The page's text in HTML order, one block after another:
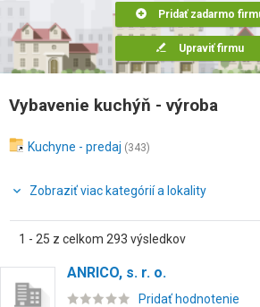
Pridať zadarmo
Upraviť firmu
Vybavenie kuchýň - výroba
Kuchyne - predaj (343)
Zobraziť viac kategórií a lokality
1 - 25 z celkom 293 výsledkov
ANRICO, s. r. o.
Pridať hodnotenie